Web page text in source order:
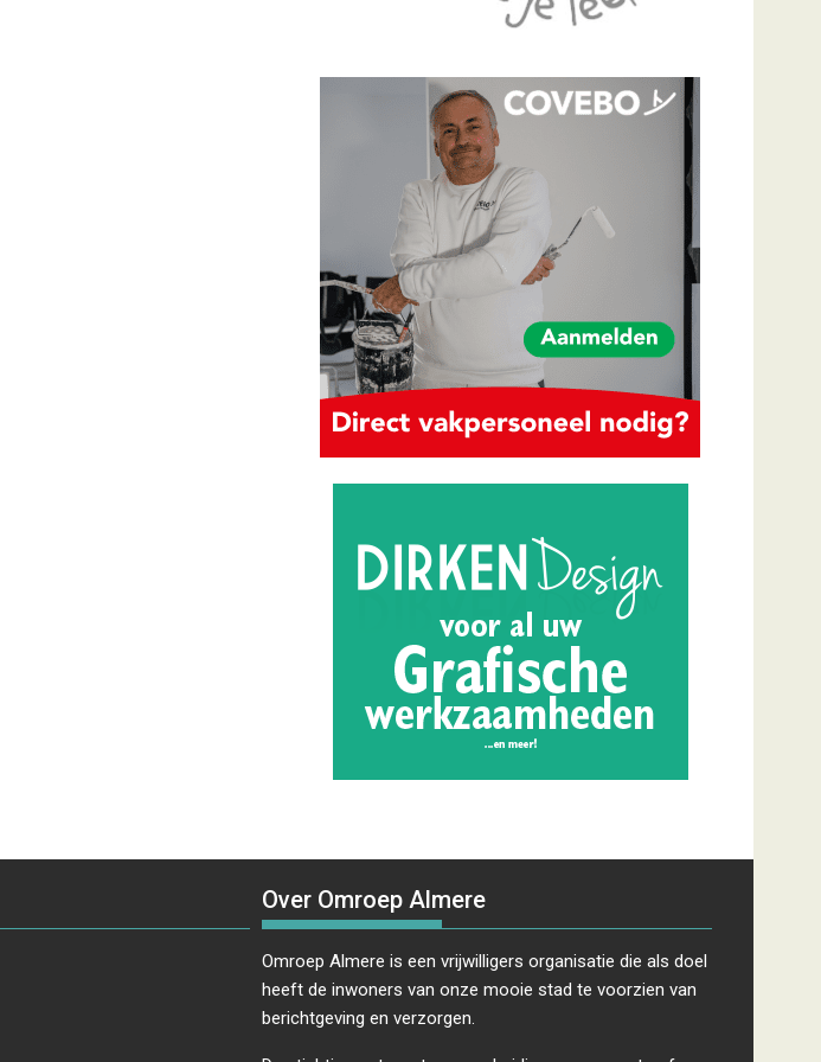
Over Omroep Almere
Omroep Almere is een vrijwilligers organisatie die als doel
heeft de inwoners van onze mooie stad te voorzien van
berichtgeving en verzorgen.